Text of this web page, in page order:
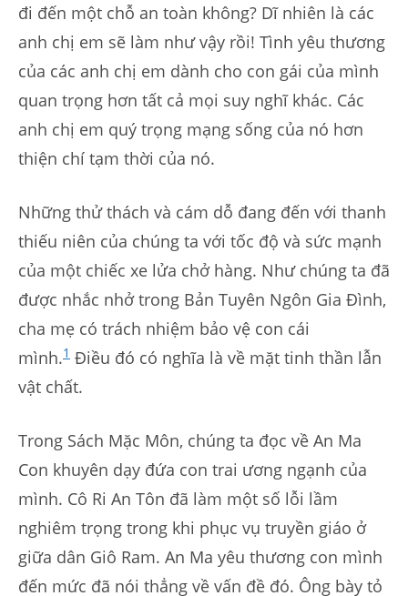
đi đến một chỗ an toàn không? Dĩ nhiên là các
anh chị em sẽ làm như vậy rồi! Tình yêu thương
của các anh chị em dành cho con gái của mình
quan trọng hơn tất cả mọi suy nghĩ khác. Các
anh chị em quý trọng mạng sống của nó hơn
thiện chí tạm thời của nó.
Những thử thách và cám dỗ đang đến với thanh
thiếu niên của chúng ta với tốc độ và sức mạnh
của một chiếc xe lửa chở hàng. Như chúng ta đã
được nhắc nhở trong Bản Tuyên Ngôn Gia Đình,
cha mẹ có trách nhiệm bảo vệ con cái
mình.1 Điều đó có nghĩa là về mặt tinh thần lẫn
vật chất.
Trong Sách Mặc Môn, chúng ta đọc về An Ma
Con khuyên dạy đứa con trai ương ngạnh của
mình. Cô Ri An Tôn đã làm một số lỗi lầm
nghiêm trọng trong khi phục vụ truyền giáo ở
giữa dân Giô Ram. An Ma yêu thương con mình
đến mức đã nói thẳng về vấn đề đó. Ông bày tỏ